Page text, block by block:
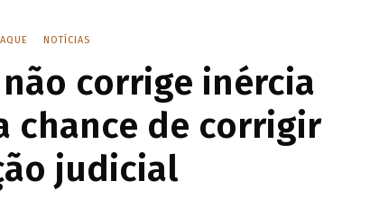
NOTÍCIAS
corrige inércia
chance de corrigir
judicial